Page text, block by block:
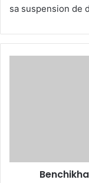
sa suspension de